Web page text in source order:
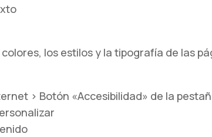
los estilos y la tipografía de las
> Botón «Accesibilidad» de la